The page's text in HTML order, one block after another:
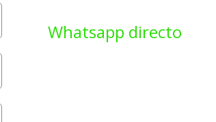
Whatsapp directo